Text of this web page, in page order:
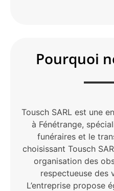
Pourquoi
Tousch SARL est une
à Fénétrange,
funéraires et le
choisissant Tousch
organisation des
respectueuse des
L’entreprise propose